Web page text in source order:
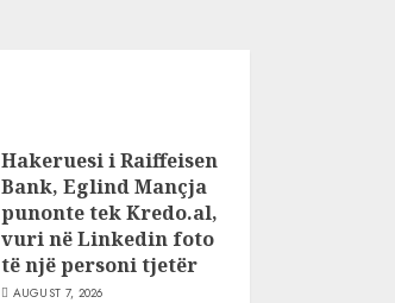
Hakeruesi i Raiffeisen
Bank, Eglind Mançja
punonte tek Kredo.al,
vuri në Linkedin foto
të një personi tjetër
AUGUST 7, 2026